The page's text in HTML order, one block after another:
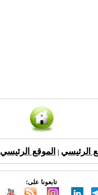
الرئيسي الموقع
تابعونا على: